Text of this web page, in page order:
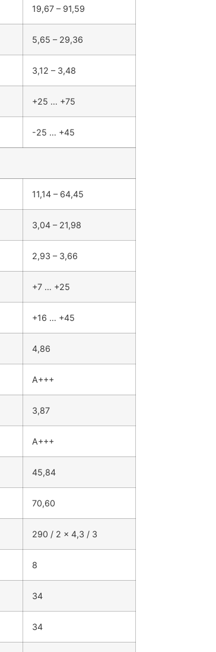
19,67 – 91,59
5,65 – 29,36
3,12 – 3,48
+25 … +75
-25 … +45
11,14 – 64,45
3,04 – 21,98
2,93 – 3,66
+7 … +25
+16 … +45
4,86
A+++
3,87
A+++
45,84
70,60
290 / 2 x 4,3 / 3
8
34
34